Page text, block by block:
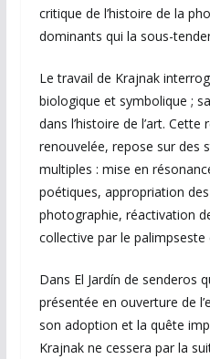
critique de l’histoire de la
dominants qui la sous-
Le travail de Krajnak
biologique et symbolique ;
dans l’histoire de l’art. Cette
renouvelée, repose sur des
multiples : mise en
poétiques, appropriation
photographie, réactivation
collective par le
Dans El Jardín de senderos
présentée en ouverture de
son adoption et la quête
Krajnak ne cessera par la